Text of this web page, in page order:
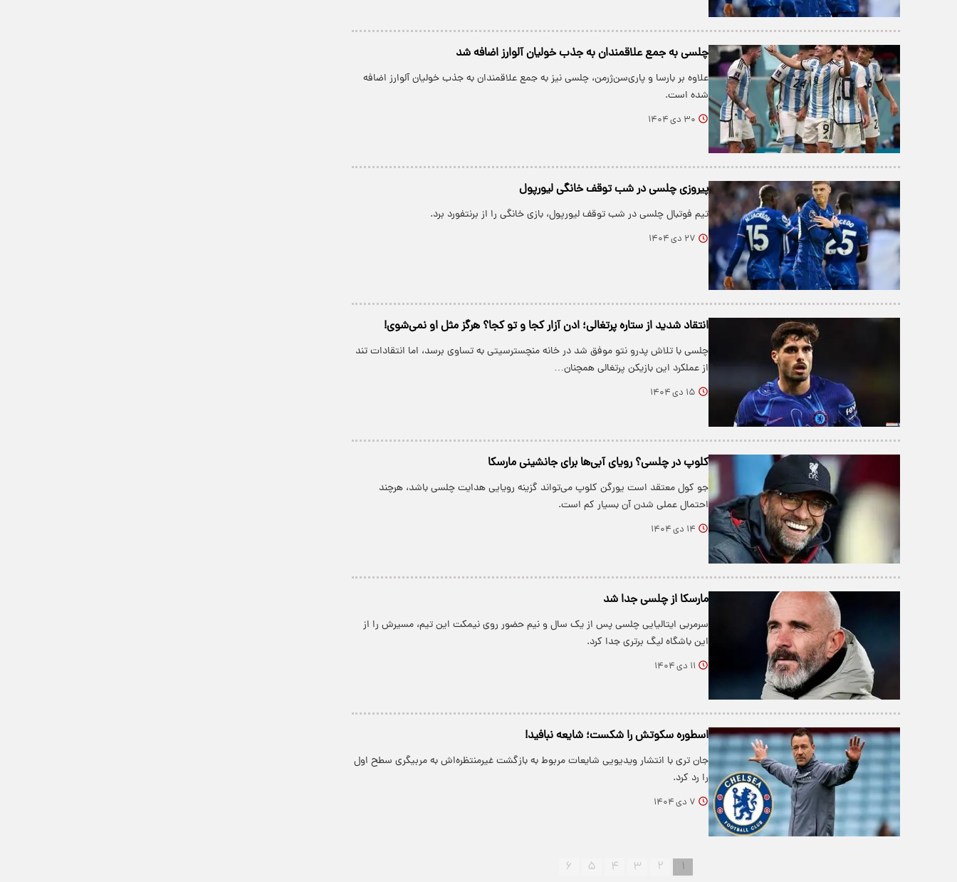
چلسی به جمع علاقمندان به جذب خولیان آلوارز ‌اضافه شد
علاوه بر بارسا و پاری‌سن‌ژرمن، چلسی نیز به جمع علاقمندان به جذب خولیان آلوارز ‌اضافه
شده است.
۳۰ دی ۱۴۰۴
پیروزی چلسی در شب توقف خانگی لیورپول
تیم فوتبال چلسی در شب توقف لیورپول، بازی خانگی را از برنتفورد برد.
۲۷ دی ۱۴۰۴
انتقاد شدید از ستاره پرتغالی؛ ادن آزار کجا و تو کجا؟ هرگز مثل او نمی‌شوی!
چلسی با تلاش پدرو نتو موفق شد در خانه منچسترسیتی به تساوی برسد، اما انتقادات تند
از عملکرد این بازیکن پرتغالی همچنان…
۱۵ دی ۱۴۰۴
کلوپ در چلسی؟ رویای آبی‌ها برای جانشینی مارسکا
جو کول معتقد است یورگن کلوپ می‌تواند گزینه رویایی هدایت چلسی باشد، هرچند
احتمال عملی شدن آن بسیار کم است.
۱۴ دی ۱۴۰۴
مارسکا از چلسی جدا شد
سرمربی ایتالیایی چلسی پس از یک سال و نیم حضور روی نیمکت این تیم، مسیرش را از
این باشگاه لیگ برتری جدا کرد.
۱۱ دی ۱۴۰۴
اسطوره سکوتش را شکست؛ شایعه نبافید!
جان تری با انتشار ویدیویی شایعات مربوط به بازگشت غیرمنتظره‌اش به مربیگری سطح اول
را رد کرد.
۷ دی ۱۴۰۴
۱ ۲ ۳ ۴ ۵ ۶